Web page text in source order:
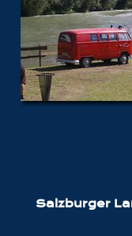
Salzburger